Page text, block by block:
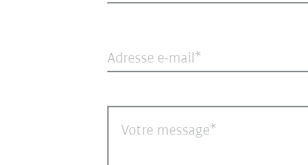
Adresse e-mail
Votre message